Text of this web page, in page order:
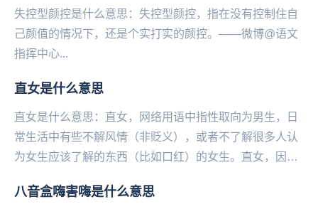
失控型颜控是什么意思：失控型颜控，指在没有控制住自
己颜值的情况下，还是个实打实的颜控。——微博@语文
指挥中心...
直女是什么意思
直女是什么意思：直女，网络用语中指‌‌‌‌‌‌‌‌‌‌‌性取向为男生，日
常生活中有些不解风情（非贬义），或者不了解很多人认
为女生应该了解的东西（比如口红）的女生。直女，因为
八音盒嗨害嗨是什么意思